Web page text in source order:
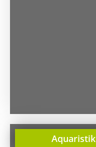
Aquaristik